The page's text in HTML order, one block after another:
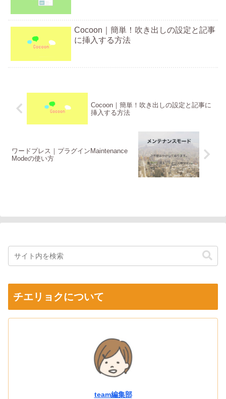
Cocoon｜簡単！吹き出しの設定と記事
に挿入する方法
Cocoon｜簡単！吹き出しの設定と記事に
挿入する方法
ワードプレス｜プラグインMaintenance
Modeの使い方
チエリョクについて
team編集部